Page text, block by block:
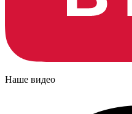
Наше видео